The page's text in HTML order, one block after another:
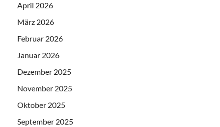
April 2026
März 2026
Februar 2026
Januar 2026
Dezember 2025
November 2025
Oktober 2025
September 2025